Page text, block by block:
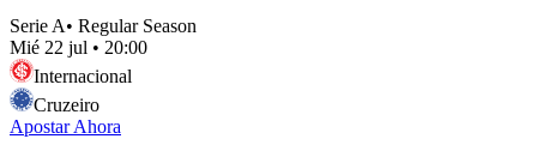
Serie A• Regular Season
Mié 22 jul • 20:00
Internacional
Cruzeiro
Apostar Ahora